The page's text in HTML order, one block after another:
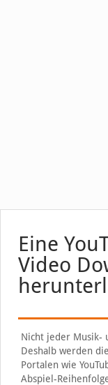
Eine
Video
Nicht jeder Musik-
Deshalb werden
Portalen wie
Abspiel-